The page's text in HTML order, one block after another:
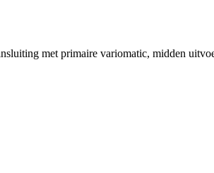
met primaire variomatic, midden